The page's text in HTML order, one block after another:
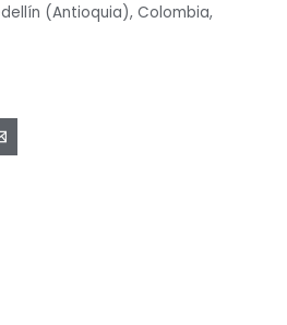
(Antioquia), Colombia,